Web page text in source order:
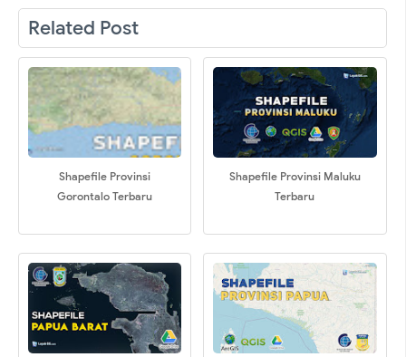
Related Post
Shapefile Provinsi
Gorontalo Terbaru
Shapefile Provinsi Maluku
Terbaru